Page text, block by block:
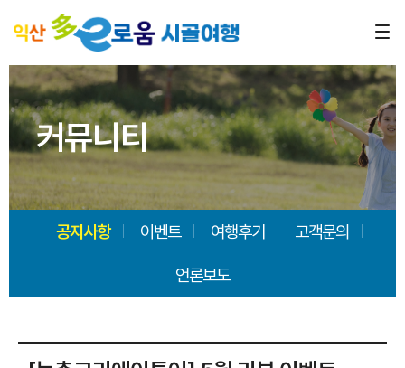
커뮤니티
공지사항 이벤트 여행후기 고객문의
언론보도